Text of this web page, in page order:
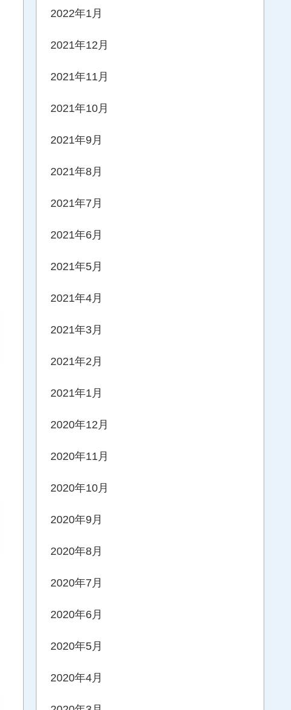
2022年1月
2021年12月
2021年11月
2021年10月
2021年9月
2021年8月
2021年7月
2021年6月
2021年5月
2021年4月
2021年3月
2021年2月
2021年1月
2020年12月
2020年11月
2020年10月
2020年9月
2020年8月
2020年7月
2020年6月
2020年5月
2020年4月